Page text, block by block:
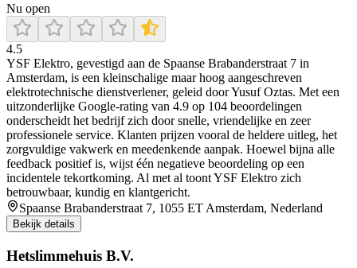
Nu open
4.5
YSF Elektro, gevestigd aan de Spaanse Brabanderstraat 7 in
Amsterdam, is een kleinschalige maar hoog aangeschreven
elektrotechnische dienstverlener, geleid door Yusuf Oztas. Met een
uitzonderlijke Google-rating van 4.9 op 104 beoordelingen
onderscheidt het bedrijf zich door snelle, vriendelijke en zeer
professionele service. Klanten prijzen vooral de heldere uitleg, het
zorgvuldige vakwerk en meedenkende aanpak. Hoewel bijna alle
feedback positief is, wijst één negatieve beoordeling op een
incidentele tekortkoming. Al met al toont YSF Elektro zich
betrouwbaar, kundig en klantgericht.
Spaanse Brabanderstraat 7, 1055 ET Amsterdam, Nederland
Bekijk details
Hetslimmehuis B.V.